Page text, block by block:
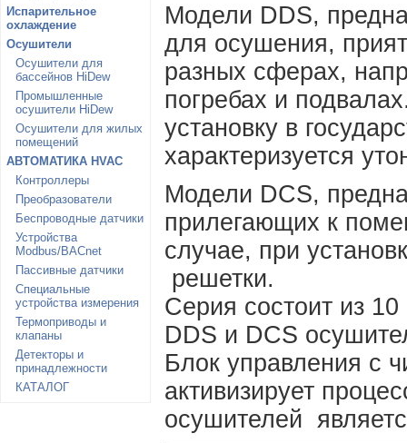
Испарительное
охлаждение
Осушители
Осушители для
бассейнов HiDew
Промышленные
осушители HiDew
Осушители для жилых
помещений
АВТОМАТИКА HVAC
Контроллеры
Преобразователи
Беспроводные датчики
Устройства
Modbus/BACnet
Пассивные датчики
Специальные
устройства измерения
Термоприводы и
клапаны
Детекторы и
принадлежности
КАТАЛОГ
Модели DDS,
для осушения,
разных сферах,
погребах и
установку в
характеризуется
Модели DCS,
прилегающих к
случае, при
решетки.
Серия состоит из
DDS и DCS
Блок управления с
активизирует
осушителей